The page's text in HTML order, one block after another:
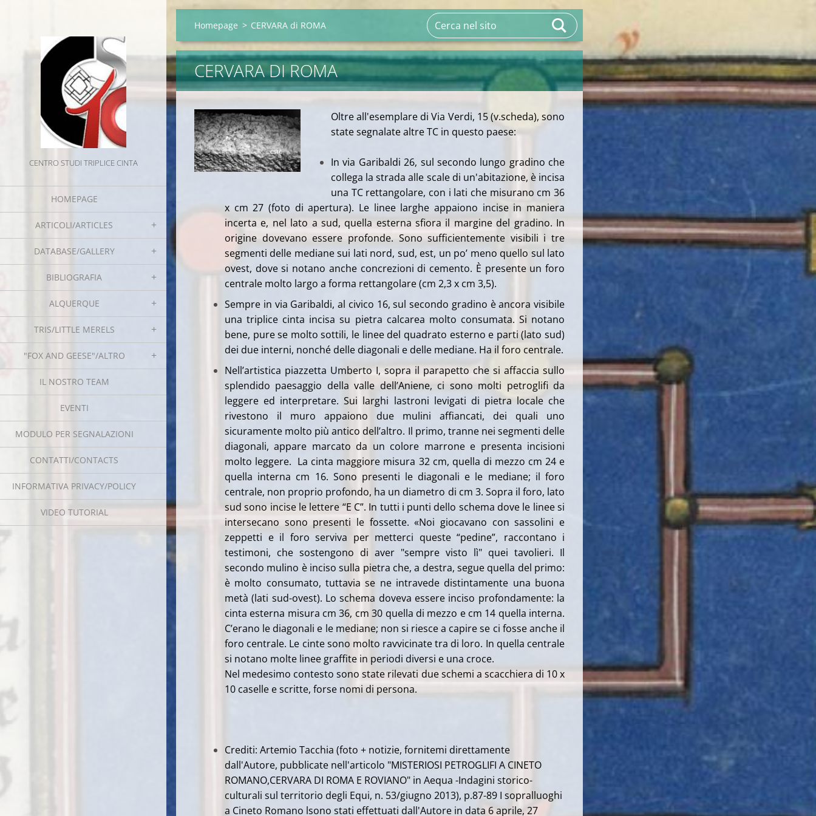
CENTRO STUDI TRIPLICE CINTA
HOMEPAGE
ARTICOLI/ARTICLES
DATABASE/GALLERY
BIBLIOGRAFIA
ALQUERQUE
TRIS/LITTLE MERELS
"FOX AND GEESE"/ALTRO
IL NOSTRO TEAM
EVENTI
MODULO PER SEGNALAZIONI
CONTATTI/CONTACTS
INFORMATIVA PRIVACY/POLICY
VIDEO TUTORIAL
Homepage > CERVARA di ROMA
CERVARA DI ROMA
Oltre all'esemplare di Via Verdi, 15 (v.scheda), sono
state segnalate altre TC in questo paese:
In via Garibaldi 26, sul secondo lungo gradino che
collega la strada alle scale di un'abitazione, è incisa
una TC rettangolare, con i lati che misurano cm 36
x cm 27 (foto di apertura). Le linee larghe appaiono incise in maniera
incerta e, nel lato a sud, quella esterna sfiora il margine del gradino. In
origine dovevano essere profonde. Sono sufficientemente visibili i tre
segmenti delle mediane sui lati nord, sud, est, un po’ meno quello sul lato
ovest, dove si notano anche concrezioni di cemento. È presente un foro
centrale molto largo a forma rettangolare (cm 2,3 x cm 3,5).
Sempre in via Garibaldi, al civico 16, sul secondo gradino è ancora visibile
una triplice cinta incisa su pietra calcarea molto consumata. Si notano
bene, pure se molto sottili, le linee del quadrato esterno e parti (lato sud)
dei due interni, nonché delle diagonali e delle mediane. Ha il foro centrale.
Nell’artistica piazzetta Umberto I, sopra il parapetto che si affaccia sullo
splendido paesaggio della valle dell’Aniene, ci sono molti petroglifi da
leggere ed interpretare. Sui larghi lastroni levigati di pietra locale che
rivestono il muro appaiono due mulini affiancati, dei quali uno
sicuramente molto più antico dell’altro. Il primo, tranne nei segmenti delle
diagonali, appare marcato da un colore marrone e presenta incisioni
molto leggere. La cinta maggiore misura 32 cm, quella di mezzo cm 24 e
quella interna cm 16. Sono presenti le diagonali e le mediane; il foro
centrale, non proprio profondo, ha un diametro di cm 3. Sopra il foro, lato
sud sono incise le lettere “E C”. In tutti i punti dello schema dove le linee si
intersecano sono presenti le fossette. «Noi giocavano con sassolini e
zeppetti e il foro serviva per metterci queste “pedine”, raccontano i
testimoni, che sostengono di aver "sempre visto lì" quei tavolieri. Il
secondo mulino è inciso sulla pietra che, a destra, segue quella del primo:
è molto consumato, tuttavia se ne intravede distintamente una buona
metà (lati sud-ovest). Lo schema doveva essere inciso profondamente: la
cinta esterna misura cm 36, cm 30 quella di mezzo e cm 14 quella interna.
C’erano le diagonali e le mediane; non si riesce a capire se ci fosse anche il
foro centrale. Le cinte sono molto ravvicinate tra di loro. In quella centrale
si notano molte linee graffite in periodi diversi e una croce.
Nel medesimo contesto sono state rilevati due schemi a scacchiera di 10 x
10 caselle e scritte, forse nomi di persona.
Crediti: Artemio Tacchia (foto + notizie, fornitemi direttamente
dall'Autore, pubblicate nell'articolo "MISTERIOSI PETROGLIFI A CINETO
ROMANO,CERVARA DI ROMA E ROVIANO" in Aequa -Indagini storico-
culturali sul territorio degli Equi, n. 53/giugno 2013), p.87-89 I sopralluoghi
a Cineto Romano lsono stati effettuati dall'Autore in data 6 aprile, 27